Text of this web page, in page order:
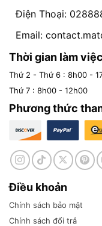
Điện Thoại:
Email:
Thời gian làm việc
Thứ 2 - Thứ 6 : 8h00 -
Thứ 7 : 8h00 - 12h00
Phương thức
Điều khoản
Chính sách bảo mật
Chính sách đổi trả